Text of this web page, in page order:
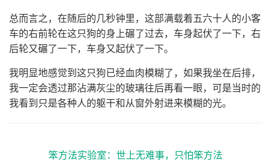
总而言之，在随后的几秒钟里，这部满载着五六十人的小客
车的右前轮在这只狗的身上碾了过去，车身起伏了一下，右
后轮又碾了一下，车身又起伏了一下。
我明显地感觉到这只狗已经血肉模糊了，如果我坐在后排，
我一定会透过那沾满灰尘的玻璃往后再看一眼，可是当时的
我看到只是各种人的躯干和从窗外射进来模糊的光。
笨方法实验室：世上无难事，只怕笨方法